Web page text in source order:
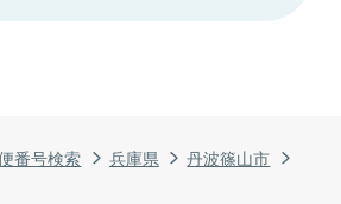
番号検索 兵庫県
丹波篠山市